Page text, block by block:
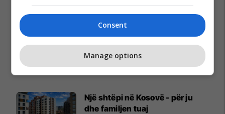
Promo Reklamo këtu
Një shtëpi në Kosovë - për ju
dhe familjen tuaj
Consent
Manage options